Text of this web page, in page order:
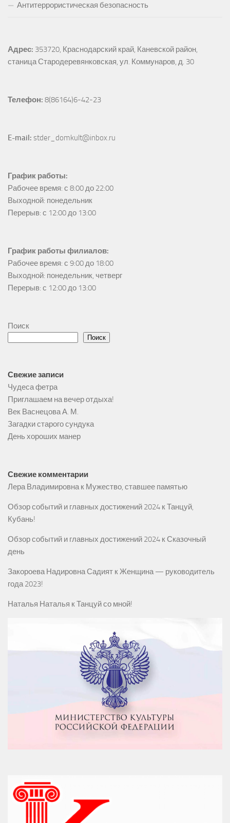
Антитеррористическая безопасность
Адрес: 353720, Краснодарский край, Каневской район,
станица Стародеревянковская, ул. Коммунаров, д. 30
Телефон: 8(86164)6-42-23
E-mail: stder_domkult@inbox.ru
График работы:
Рабочее время: с 8:00 до 22:00
Выходной: понедельник
Перерыв: с 12:00 до 13:00
График работы филиалов:
Рабочее время: с 9:00 до 18:00
Выходной: понедельник, четверг
Перерыв: с 12:00 до 13:00
Поиск
Поиск
Свежие записи
Чудеса фетра
Приглашаем на вечер отдыха!
Век Васнецова А. М.
Загадки старого сундука
День хороших манер
Свежие комментарии
Лера Владимировнак Мужество, ставшее памятью
Обзор событий и главных достижений 2024 кТанцуй,
Кубань!
Обзор событий и главных достижений 2024 кСказочный
день
Закороева Надировна Садият кЖенщина — руководитель
года 2023!
Наталья Наталья кТанцуй со мной!